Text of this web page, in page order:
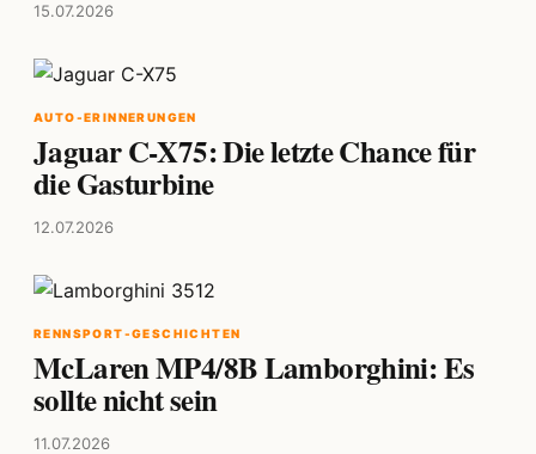
15.07.2026
AUTO-ERINNERUNGEN
Jaguar C-X75: Die letzte Chance für
die Gasturbine
12.07.2026
RENNSPORT-GESCHICHTEN
McLaren MP4/8B Lamborghini: Es
sollte nicht sein
11.07.2026